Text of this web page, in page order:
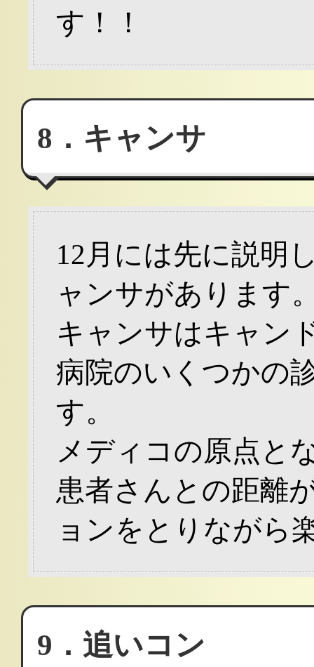
す！！
8．キャンサ
12月には先に説明
ャンサがあります
キャンサはキャン
病院のいくつかの
す。
メディコの原点と
患者さんとの距離
ョンをとりながら
9．追いコン